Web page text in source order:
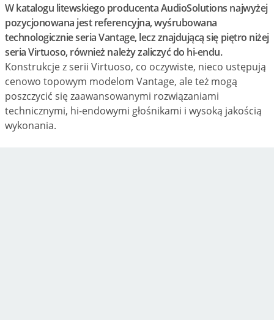
W katalogu litewskiego producenta AudioSolutions najwyżej
pozycjonowana jest referencyjna, wyśrubowana
technologicznie seria Vantage, lecz znajdującą się piętro niżej
seria Virtuoso, również należy zaliczyć do hi-endu.
Konstrukcje z serii Virtuoso, co oczywiste, nieco ustępują
cenowo topowym modelom Vantage, ale też mogą
poszczycić się zaawansowanymi rozwiązaniami
technicznymi, hi-endowymi głośnikami i wysoką jakością
wykonania.